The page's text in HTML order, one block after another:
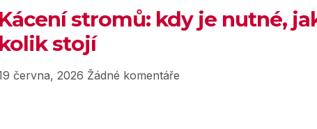
Kácení stromů: kdy je nutné,
kolik stojí
června, 2026 Žádné komentáře